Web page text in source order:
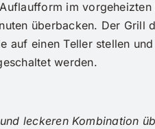
im
überbacken. Der Grill
auf einen Teller stellen
werden.
leckeren Kombination